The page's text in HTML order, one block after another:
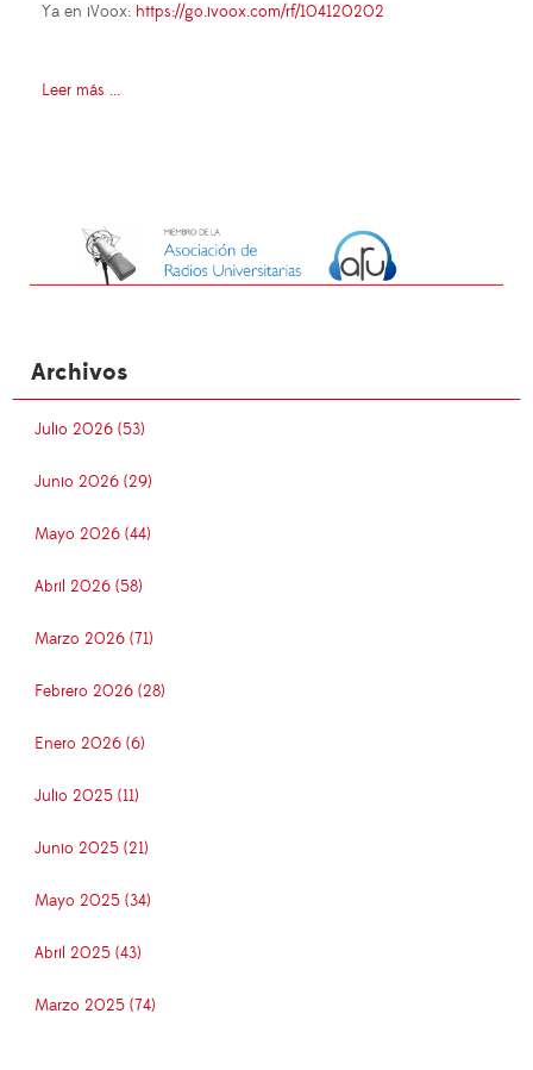
Ya en iVoox: https://go.ivoox.com/rf/104120202
Leer más ...
Archivos
Julio 2026 (53)
Junio 2026 (29)
Mayo 2026 (44)
Abril 2026 (58)
Marzo 2026 (71)
Febrero 2026 (28)
Enero 2026 (6)
Julio 2025 (11)
Junio 2025 (21)
Mayo 2025 (34)
Abril 2025 (43)
Marzo 2025 (74)